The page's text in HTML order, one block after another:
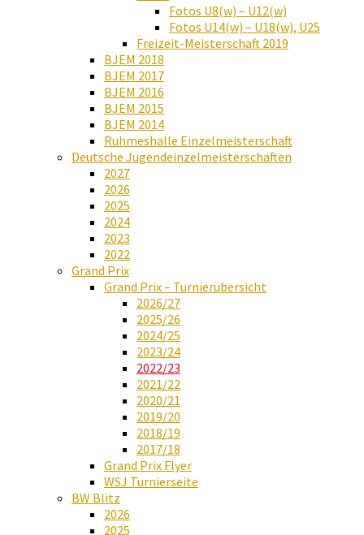
Fotos U8(w) – U12(w)
Fotos U14(w) – U18(w), U25
Freizeit-Meisterschaft 2019
BJEM 2018
BJEM 2017
BJEM 2016
BJEM 2015
BJEM 2014
Ruhmeshalle Einzelmeisterschaft
Deutsche Jugendeinzelmeisterschaften
2027
2026
2025
2024
2023
2022
Grand Prix
Grand Prix – Turnierübersicht
2026/27
2025/26
2024/25
2023/24
2022/23
2021/22
2020/21
2019/20
2018/19
2017/18
Grand Prix Flyer
WSJ Turnierseite
BW Blitz
2026
2025